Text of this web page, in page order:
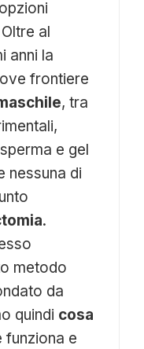
al
anni la
frontiere
, tra
e gel
nessuna di
.
metodo
da
quindi cosa
funziona e